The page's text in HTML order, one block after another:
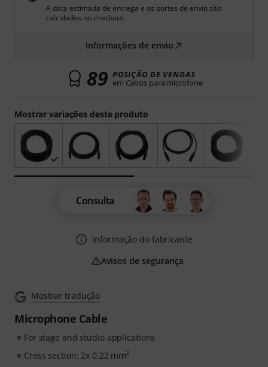
Mostrar tradução
Microphone Cable
For stage and studio applications
Cross section: 2x 0.22 mm²
Mostrar variações deste produto
A data estimada de entrega e os portes de envio são
calculados no checkout.
Informações de envio
89 POSIÇÃO DE VENDAS
em Cabos para microfone
Consulta
Informação do fabricante
Avisos de segurança